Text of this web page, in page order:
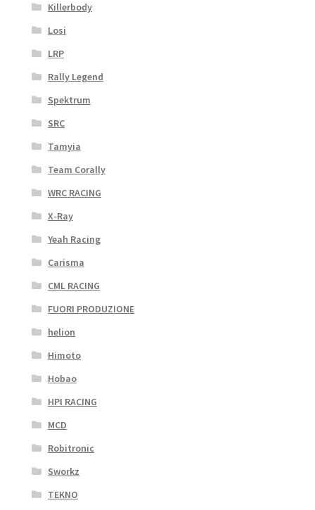
Killerbody
Losi
LRP
Rally Legend
Spektrum
SRC
Tamyia
Team Corally
WRC RACING
X-Ray
Yeah Racing
Carisma
CML RACING
FUORI PRODUZIONE
helion
Himoto
Hobao
HPI RACING
MCD
Robitronic
Sworkz
TEKNO